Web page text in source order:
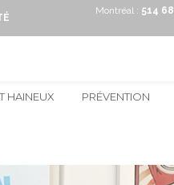
Montréal : 514
HAINEUX PRÉVENTION